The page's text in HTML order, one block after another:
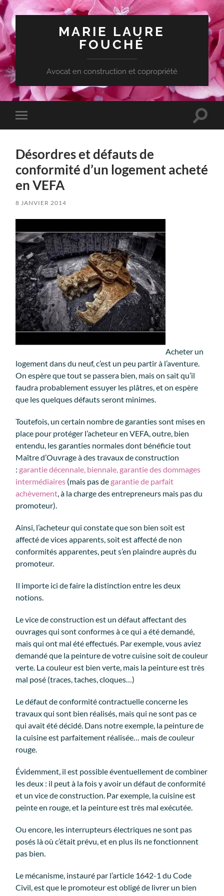
MARIE LAURE
FOUCHÉ
Avocat en construction et copropriété
Toggle
mobile
Toggle
Désordres et défauts de
conformité d’un logement acheté
en VEFA
8 JANVIER 2014
Acheter un
logement dans du neuf, c’est un peu partir à l’aventure.
On espère que tout se passera bien, mais on sait qu’il
faudra probablement essuyer les plâtres, et on espère
que les quelques défauts seront minimes.
Toutefois, un certain nombre de garanties sont mises en
place pour protéger l’acheteur en VEFA, outre, bien
entendu, les garanties normales dont bénéficie tout
Maître d’Ouvrage à des travaux de construction
: garantiedécennale, biennale, garantie des dommages
intermédiaires (mais pas de garantie de parfait
achèvement , à la charge des entrepreneurs mais pas du
promoteur).
Ainsi, l’acheteur qui constate que son bien soit est
affecté de vices apparents, soit est affecté de non
conformités apparentes, peut s’en plaindre auprès du
promoteur.
Il importe ici de faire la distinction entre les deux
notions.
Le vice de construction est un défaut affectant des
ouvrages qui sont conformes à ce qui a été demandé,
mais qui ont mal été effectués. Par exemple, vous aviez
demandé que la peinture de votre cuisine soit de couleur
verte. La couleur est bien verte, mais la peinture est très
mal posé (traces, taches, cloques…)
Le défaut de conformité contractuelle concerne les
travaux qui sont bien réalisés, mais qui ne sont pas ce
qui avait été décidé. Dans notre exemple, la peinture de
la cuisine est parfaitement réalisée… mais de couleur
rouge.
Évidemment, il est possible éventuellement de combiner
les deux : il peut à la fois y avoir un défaut de conformité
et un vice de construction. Par exemple, la cuisine est
peinte en rouge, et la peinture est très mal exécutée.
Ou encore, les interrupteurs électriques ne sont pas
posés là où c’était prévu, et en plus ils ne fonctionnent
pas bien.
Le mécanisme, instauré par l’article 1642-1 du Code
Civil, est que le promoteur est obligé de livrer un bien